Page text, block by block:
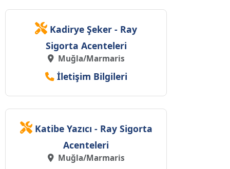
Kadirye Şeker - Ray
Sigorta Acenteleri
Muğla/Marmaris
İletişim Bilgileri
Katibe Yazıcı - Ray Sigorta
Acenteleri
Muğla/Marmaris